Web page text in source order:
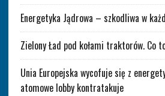
Energetyka Jądrowa – szkodliwa w
Zielony Ład pod kołami traktorów. Co
Unia Europejska wycofuje się z
atomowe lobby kontratakuje